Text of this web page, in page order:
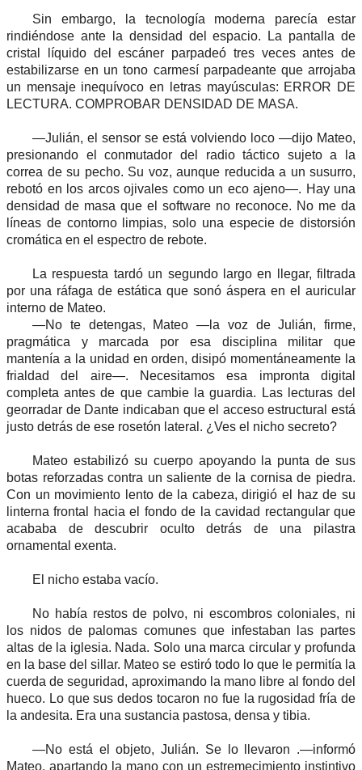
Sin embargo, la tecnología moderna parecía estar
rindiéndose ante la densidad del espacio. La pantalla de
cristal líquido del escáner parpadeó tres veces antes de
estabilizarse en un tono carmesí parpadeante que arrojaba
un mensaje inequívoco en letras mayúsculas: ERROR DE
LECTURA. COMPROBAR DENSIDAD DE MASA.
—Julián, el sensor se está volviendo loco —dijo Mateo,
presionando el conmutador del radio táctico sujeto a la
correa de su pecho. Su voz, aunque reducida a un susurro,
rebotó en los arcos ojivales como un eco ajeno—. Hay una
densidad de masa que el software no reconoce. No me da
líneas de contorno limpias, solo una especie de distorsión
cromática en el espectro de rebote.
La respuesta tardó un segundo largo en llegar, filtrada
por una ráfaga de estática que sonó áspera en el auricular
interno de Mateo.
—No te detengas, Mateo —la voz de Julián, firme,
pragmática y marcada por esa disciplina militar que
mantenía a la unidad en orden, disipó momentáneamente la
frialdad del aire—. Necesitamos esa impronta digital
completa antes de que cambie la guardia. Las lecturas del
georradar de Dante indicaban que el acceso estructural está
justo detrás de ese rosetón lateral. ¿Ves el nicho secreto?
Mateo estabilizó su cuerpo apoyando la punta de sus
botas reforzadas contra un saliente de la cornisa de piedra.
Con un movimiento lento de la cabeza, dirigió el haz de su
linterna frontal hacia el fondo de la cavidad rectangular que
acababa de descubrir oculto detrás de una pilastra
ornamental exenta.
El nicho estaba vacío.
No había restos de polvo, ni escombros coloniales, ni
los nidos de palomas comunes que infestaban las partes
altas de la iglesia. Nada. Solo una marca circular y profunda
en la base del sillar. Mateo se estiró todo lo que le permitía la
cuerda de seguridad, aproximando la mano libre al fondo del
hueco. Lo que sus dedos tocaron no fue la rugosidad fría de
la andesita. Era una sustancia pastosa, densa y tibia.
—No está el objeto, Julián. Se lo llevaron .—informó
Mateo, apartando la mano con un estremecimiento instintivo